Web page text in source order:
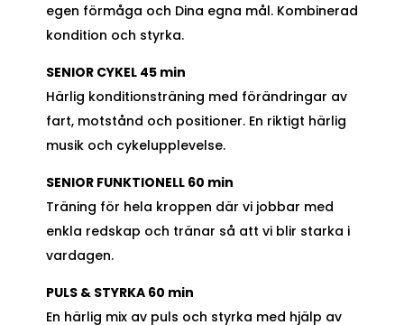
egen förmåga och Dina egna mål. Kombinerad
kondition och styrka.
SENIOR CYKEL 45 min
Härlig konditionsträning med förändringar av
fart, motstånd och positioner. En riktigt härlig
musik och cykelupplevelse.
SENIOR FUNKTIONELL 60 min
Träning för hela kroppen där vi jobbar med
enkla redskap och tränar så att vi blir starka i
vardagen.
PULS & STYRKA 60 min
En härlig mix av puls och styrka med hjälp av